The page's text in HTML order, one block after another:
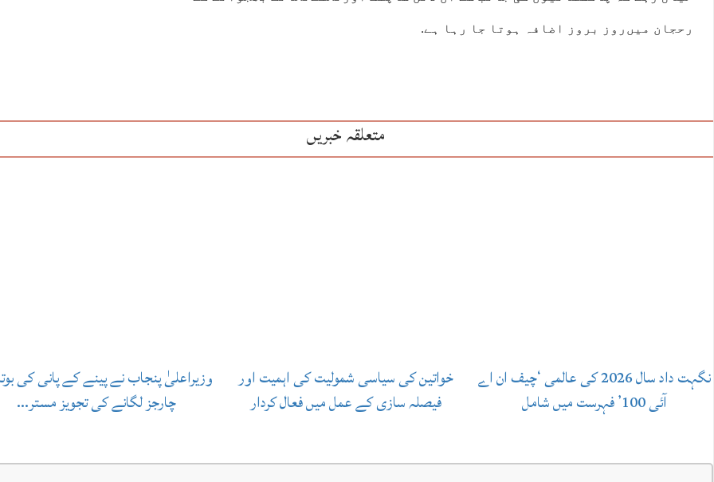
رحجان میں‌روز بروز اضافہ ہوتا جا رہا ہے.
متعلقہ خبریں
نگہت داد سال 2026 کی عالمی ‘چیف ان اے
آئی 100’ فہرست میں شامل
خواتین کی سیاسی شمولیت کی اہمیت اور
فیصلہ سازی کے عمل میں فعال کردار
وزیراعلیٰ پنجاب نے پینے کے پانی کی
چارجز لگانے کی تجویز مستر…